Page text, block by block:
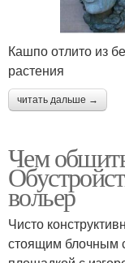
Кашпо отлито из
растения
читать дальше →
Чем
вольер
Чисто
стоящим блочным